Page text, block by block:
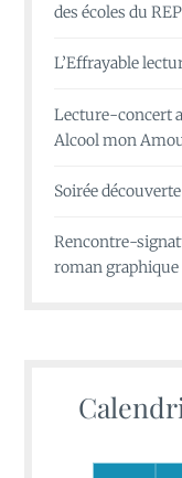
des écoles du
L’Effrayable
Lecture-concert
Alcool mon
Soirée
Rencontre-
roman graphique